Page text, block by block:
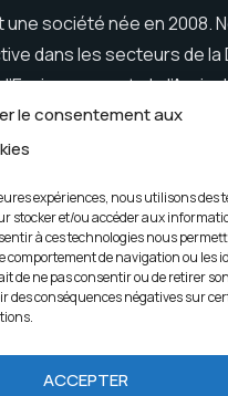
le consentement aux
expériences, nous utilisons des
stocker et/ou accéder aux
à ces technologies nous
comportement de navigation ou les
de ne pas consentir ou de retirer son
des conséquences négatives sur
ACCEPTER
une société née en 2008.
dans les secteurs de la
de
Loisir.
Nouveautés